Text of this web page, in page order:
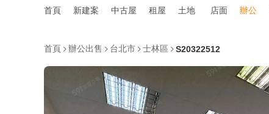
首頁 新建案 中古屋 租屋 土地 店面 辦公
首頁 辦公出售 台北市 士林區 S20322512